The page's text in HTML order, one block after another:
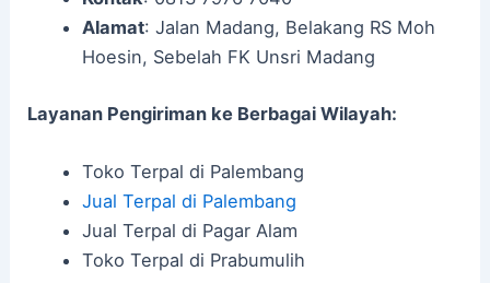
Alamat: Jalan Madang, Belakang RS Moh
Hoesin, Sebelah FK Unsri Madang
Layanan Pengiriman ke Berbagai Wilayah:
Toko Terpal di Palembang
Jual Terpal di Palembang
Jual Terpal di Pagar Alam
Toko Terpal di Prabumulih